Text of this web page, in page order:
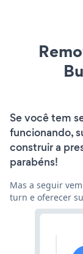
Se você tem
funcionando,
construir a
parabéns!
Mas a seguir
turn e oferecer